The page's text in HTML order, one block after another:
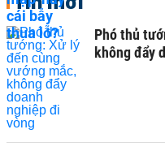
Phó thủ
không đẩy